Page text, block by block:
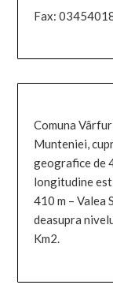
Fax:
Comuna
Munteniei,
geografice de
longitudine
410 m – Valea
deasupra
Km2.